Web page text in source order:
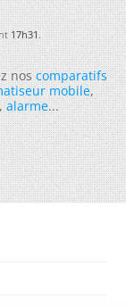
17h31.
noscomparatifs
mobile,
,alarme...